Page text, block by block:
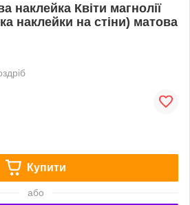
наклейка Квіти магнолії
наклейки на стіни) матова
Купити
або